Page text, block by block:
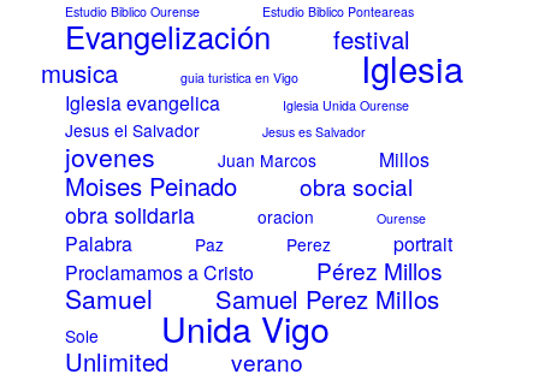
Estudio Biblico Ourense Estudio Biblico Ponteareas
Evangelización
festival
musica
guia turistica en Vigo Iglesia
Iglesia evangelica Iglesia Unida Ourense
Jesus el Salvador Jesus es Salvador
jovenes Juan Marcos Millos
Moises Peinado obra social
obra solidaria oracion Ourense
Palabra Paz Perez
portrait
Proclamamos a Cristo
Pérez Millos
Samuel Samuel Perez Millos
Sole Unida Vigo
Unlimited verano